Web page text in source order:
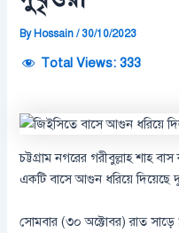
By Hossain/ 30/10/2023
Total Views: 333
চট্টগ্রাম নগরের গরীবুল্লাহ শাহ
একটি বাসে আগুন ধরিয়ে দিয়েছে
সোমবার (৩০ অক্টোবর) রাত সাড়ে